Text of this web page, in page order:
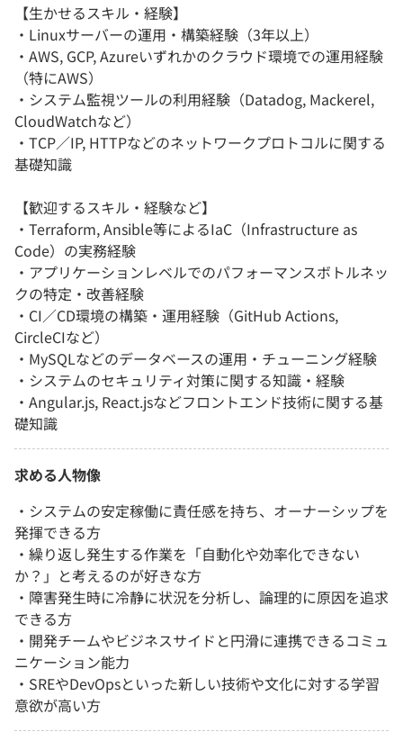
【生かせるスキル・経験】
・Linuxサーバーの運用・構築経験（3年以上）
・AWS, GCP, Azureいずれかのクラウド環境での運用経験
（特にAWS）
・システム監視ツールの利用経験（Datadog, Mackerel,
CloudWatchなど）
・TCP／IP, HTTPなどのネットワークプロトコルに関する
基礎知識
【歓迎するスキル・経験など】
・Terraform, Ansible等によるIaC（Infrastructure as
Code）の実務経験
・アプリケーションレベルでのパフォーマンスボトルネッ
クの特定・改善経験
・CI／CD環境の構築・運用経験（GitHub Actions,
CircleCIなど）
・MySQLなどのデータベースの運用・チューニング経験
・システムのセキュリティ対策に関する知識・経験
・Angular.js, React.jsなどフロントエンド技術に関する基
礎知識
求める人物像
・システムの安定稼働に責任感を持ち、オーナーシップを
発揮できる方
・繰り返し発生する作業を「自動化や効率化できない
か？」と考えるのが好きな方
・障害発生時に冷静に状況を分析し、論理的に原因を追求
できる方
・開発チームやビジネスサイドと円滑に連携できるコミュ
ニケーション能力
・SREやDevOpsといった新しい技術や文化に対する学習
意欲が高い方